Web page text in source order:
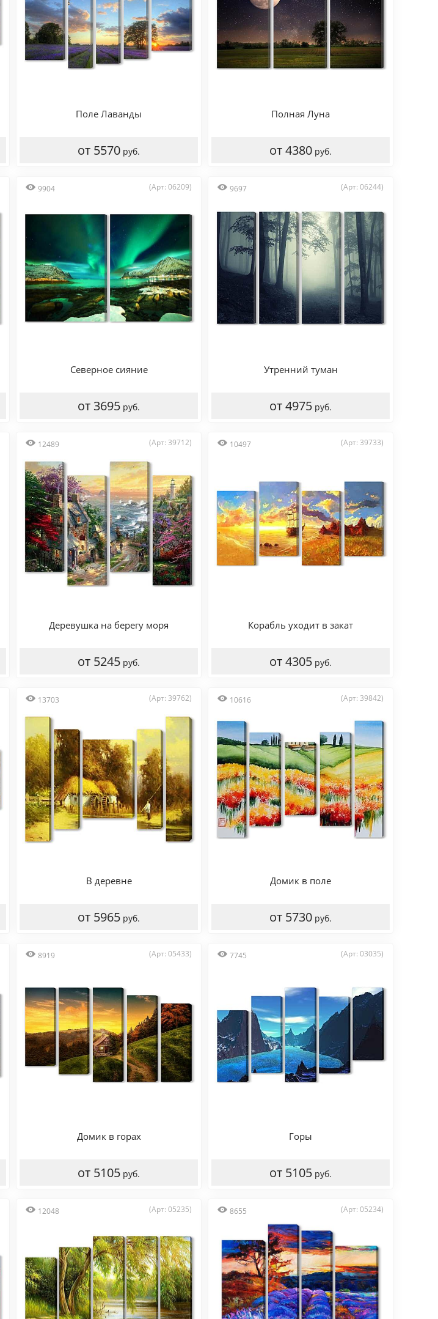
Поле Лаванды
от 5570 руб.
Полная Луна
от 4380 руб.
9904 (Арт: 06209)
Северное сияние
от 3695 руб.
9697 (Арт: 06244)
Утренний туман
от 4975 руб.
12489 (Арт: 39712)
Деревушка на берегу моря
от 5245 руб.
10497 (Арт: 39733)
Корабль уходит в закат
от 4305 руб.
13703 (Арт: 39762)
В деревне
от 5965 руб.
10616 (Арт: 39842)
Домик в поле
от 5730 руб.
8919 (Арт: 05433)
Домик в горах
от 5105 руб.
7745 (Арт: 03035)
Горы
от 5105 руб.
12048 (Арт: 05235) 8655 (Арт: 05234)